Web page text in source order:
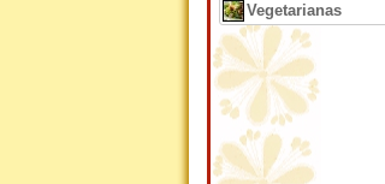
Vegetarianas